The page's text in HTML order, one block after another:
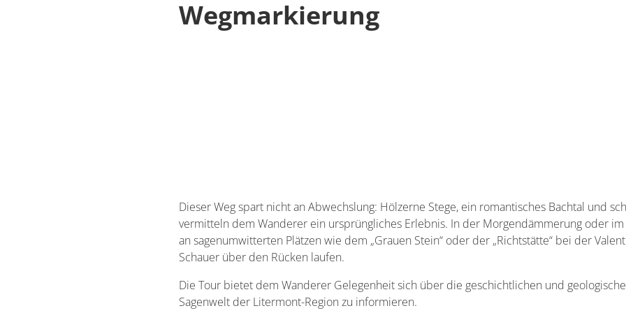
Wegmarkierung
Dieser Weg spart nicht an Abwechslung: Hölzerne Stege, ein romantisches Bachtal und
vermitteln dem Wanderer ein ursprüngliches Erlebnis. In der Morgendämmerung oder
an sagenumwitterten Plätzen wie dem „Grauen Stein“ oder der „Richtstätte“ bei der
Schauer über den Rücken laufen.
Die Tour bietet dem Wanderer Gelegenheit sich über die geschichtlichen und
Sagenwelt der Litermont-Region zu informieren.